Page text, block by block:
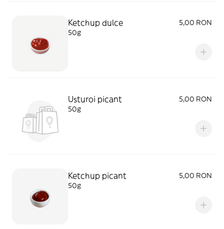
Ketchup dulce
5,00 RON
50g
Usturoi picant
5,00 RON
50g
Ketchup picant
5,00 RON
50g